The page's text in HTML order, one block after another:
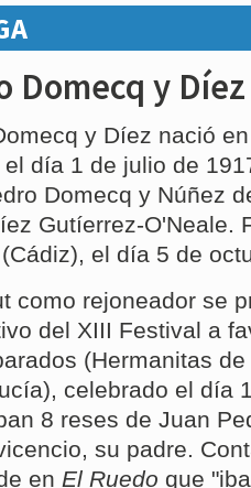
Domecq y
y Díez nació
el día 1 de julio de
Domecq y Núñez
Gutíerrez-O'Neale.
el día 5 de
como rejoneador se
del XIII Festival a
(Hermanitas
celebrado el día
8 reses de Juan
su padre.
en El Ruedo que